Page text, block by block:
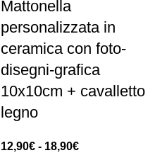
Mattonella
personalizzata in
ceramica con foto-
disegni-grafica
10x10cm + cavalletto
legno
12,90€ - 18,90€